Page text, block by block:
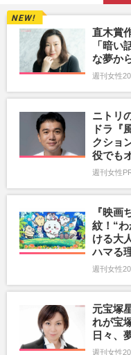
直木賞
「暗い
な夢か
週刊女性
ニトリ
ドラ『
クショ
役でも
週刊女性
『映画
紋！“
ける大
ハマる
週刊女性
元宝塚
れが宝
日々、
週刊女性